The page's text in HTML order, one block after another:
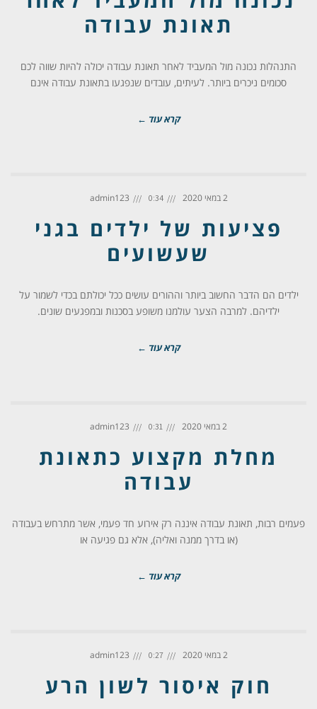
תאונת עבודה
התנהלות נכונה מול המעביד לאחר תאונת עבודה יכולה להיות שווה לכם
סכומים ניכרים ביותר. לעיתים, עובדים שנפגעו בתאונת עבודה אינם
קרא עוד ←
2 במאי 2020 0:34
admin123
פציעות של ילדים בגני
שעשועים
ילדים הם הדבר החשוב ביותר וההורים עושים ככל יכולתם בכדי לשמור על
ילדיהם. למרבה הצער עולמנו משופע בסכנות ובמפגעים שונים.
קרא עוד ←
2 במאי 2020 0:31
admin123
מחלת מקצוע כתאונת
עבודה
פעמים רבות, תאונת עבודה איננה רק אירוע חד פעמי, אשר מתרחש בעבודה
(או בדרך ממנה ואליה), אלא גם פגיעה או
קרא עוד ←
2 במאי 2020 0:27
admin123
חוק איסור לשון הרע